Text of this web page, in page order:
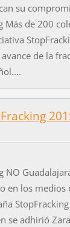
su
de 200
de la
NO
en los medios
se adhirió